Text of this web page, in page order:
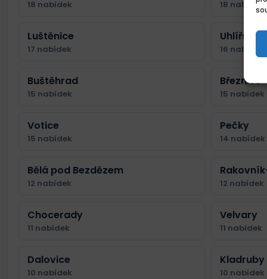
18 nabídek 18 nabídek
Luštěnice
17 nabídek
Uhlířské
16 nabídek
Buštěhrad
15 nabídek
Březnice
15 nabídek
Votice
15 nabídek
Pečky
14 nabídek
Bělá pod Bezdězem
12 nabídek 12 nabídek
Chocerady
11 nabídek
Velvary
11 nabídek
Dalovice
10 nabídek
Kladruby
10 nabídek